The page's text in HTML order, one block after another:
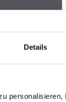
Details